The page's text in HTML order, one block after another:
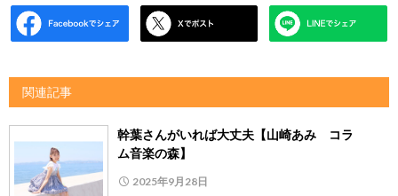
関連記事
幹葉さんがいれば大丈夫【山崎あみ コラ
ム音楽の森】
2025年9月28日